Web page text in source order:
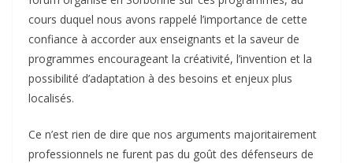
cours duquel nous avons rappelé l’importance de cette
confiance à accorder aux enseignants et la saveur de
programmes encourageant la créativité, l’invention et la
possibilité d’adaptation à des besoins et enjeux plus
localisés.
Ce n’est rien de dire que nos arguments majoritairement
professionnels ne furent pas du goût des défenseurs de